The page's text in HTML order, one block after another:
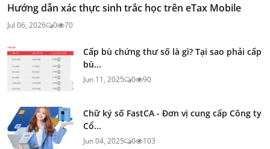
Hướng dẫn xác thực sinh trắc học trên eTax Mobile
Jul 06, 2026 0 70
Cấp bù chứng thư số là gì? Tại sao phải cấp
bù...
Jun 11, 2025 0 90
Chữ ký số FastCA - Đơn vị cung cấp Công ty
Cổ...
Jun 04, 2025 0 103